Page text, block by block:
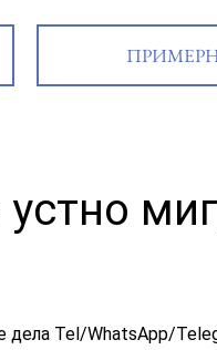
устно
дела Tel/WhatsApp/